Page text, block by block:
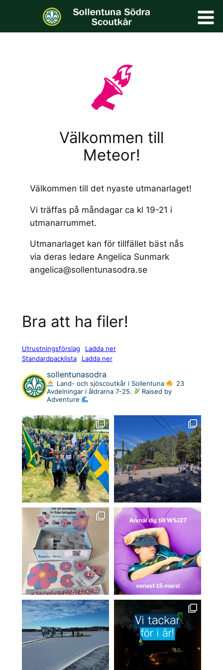
Välkommen till
Meteor!
Välkommen till det nyaste utmanarlaget!
Vi träffas på måndagar ca kl 19-21 i
utmanarrummet.
Utmanarlaget kan för tillfället bäst nås
via deras ledare Angelica Sunmark
angelica@sollentunasodra.se
Bra att ha filer!
Utrustningsförslag
Ladda ner
Standardpacklista
Ladda ner
sollentunasodra
Land- och sjöscoutkår i Sollentuna
23
Avdelningar i åldrarna 7-25.
Raised by
Adventure